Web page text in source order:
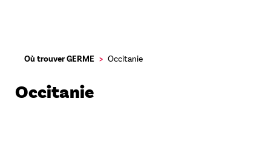
principal
Où trouver GERME Occitanie
Occitanie